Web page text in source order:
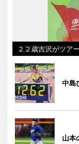
２２歳吉沢がツア
中島
山